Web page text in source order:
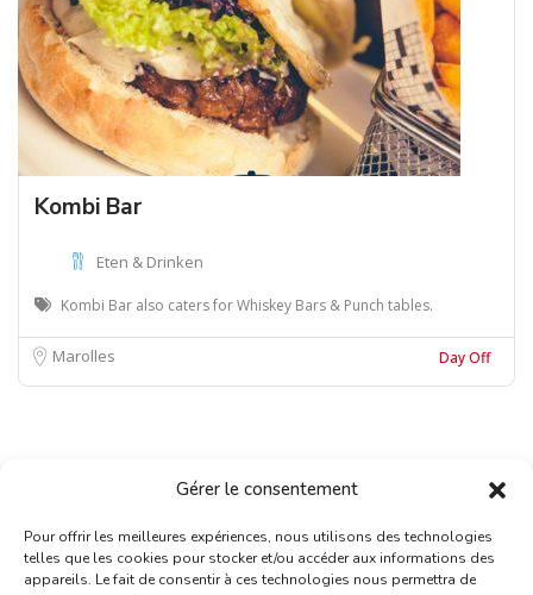
Gérer le consentement
Pour offrir les meilleures expériences, nous utilisons des technologies
telles que les cookies pour stocker et/ou accéder aux informations des
appareils. Le fait de consentir à ces technologies nous permettra de
Kombi Bar
Eten & Drinken
Kombi Bar also caters for Whiskey Bars & Punch tables.
Marolles Day Off